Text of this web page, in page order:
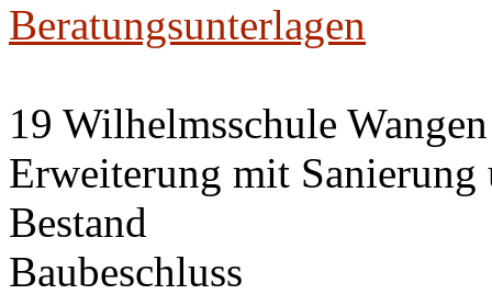
Beratungsunterlagen
19 Wilhelmsschule Wangen
Erweiterung mit
Bestand
Baubeschluss